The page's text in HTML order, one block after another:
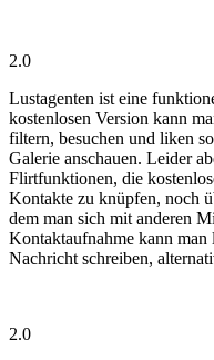
2.0
Lustagenten ist eine
kostenlosen Version kann
filtern, besuchen und liken
Galerie anschauen. Leider
Flirtfunktionen, die
Kontakte zu knüpfen, noch
dem man sich mit anderen
Kontaktaufnahme kann
Nachricht schreiben,
2.0